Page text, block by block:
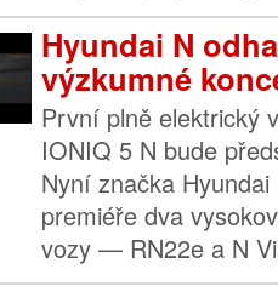
Hyundai N
výzkumné
První plně elektrický
IONIQ 5 N bude
Nyní značka
premiéře dva
vozy — RN22e a N